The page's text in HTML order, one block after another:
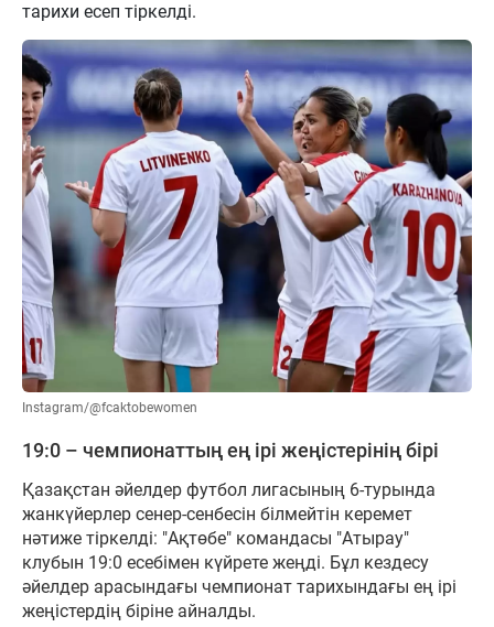
тарихи есеп тіркелді.
Instagram/@fcaktobewomen
19:0 – чемпионаттың ең ірі жеңістерінің бірі
Қазақстан әйелдер футбол лигасының 6-турында
жанкүйерлер сенер-сенбесін білмейтін керемет
нәтиже тіркелді: "Ақтөбе" командасы "Атырау"
клубын 19:0 есебімен күйрете жеңді. Бұл кездесу
әйелдер арасындағы чемпионат тарихындағы ең ірі
жеңістердің біріне айналды.